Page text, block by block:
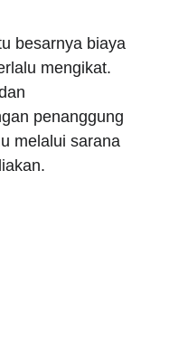
besarnya biaya
mengikat.
penanggung
melalui sarana